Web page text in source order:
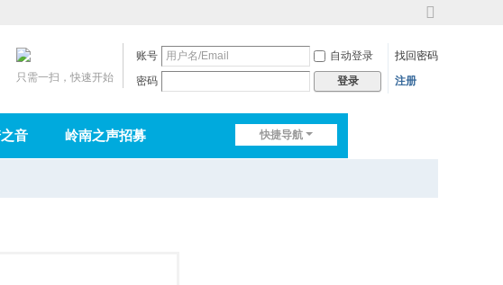
到
账号 自动登录
找回密码
密码
登录 注册
只需一扫，快速开始
快捷导航
音 岭南之声招募